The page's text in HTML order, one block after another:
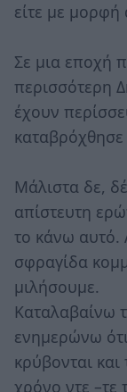
είτε με μορφή
Σε μια εποχή
περισσότερη
έχουν
Μάλιστα δε,
απίστευτη
το κάνω αυτό.
σφραγίδα
μιλήσουμε.
Καταλαβαίνω
ενημερώνω
κρύβονται
χρόνο ντε –τε